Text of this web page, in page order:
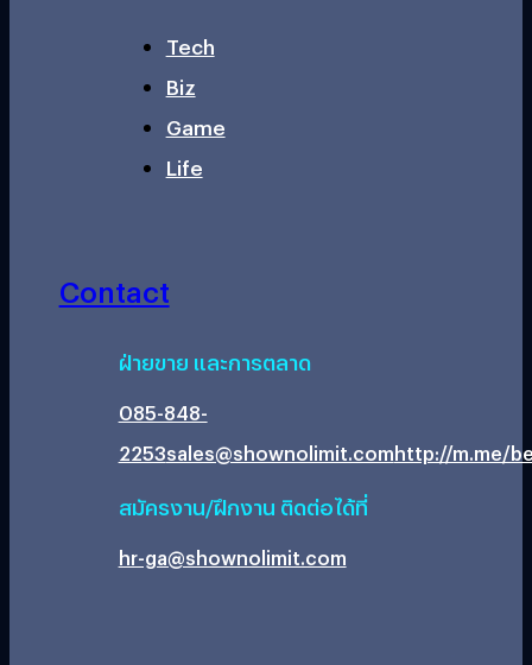
Tech
Biz
Game
Life
Contact
ฝ่ายขาย และการตลาด
085-848-
2253sales@shownolimit.comhttp://m.me/
สมัครงาน/ฝึกงาน ติดต่อได้ที่
hr-ga@shownolimit.com